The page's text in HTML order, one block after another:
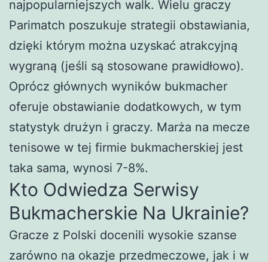
najpopularniejszych walk. Wielu graczy
Parimatch poszukuje strategii obstawiania,
dzięki którym można uzyskać atrakcyjną
wygraną (jeśli są stosowane prawidłowo).
Oprócz głównych wyników bukmacher
oferuje obstawianie dodatkowych, w tym
statystyk drużyn i graczy. Marża na mecze
tenisowe w tej firmie bukmacherskiej jest
taka sama, wynosi 7-8%.
Kto Odwiedza Serwisy
Bukmacherskie Na Ukrainie?
Gracze z Polski docenili wysokie szanse
zarówno na okazje przedmeczowe, jak i w